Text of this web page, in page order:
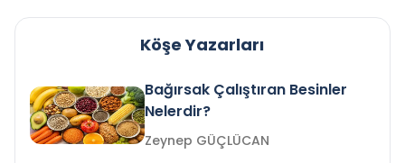
Köşe Yazarları
Bağırsak Çalıştıran Besinler
Nelerdir?
Zeynep GÜÇLÜCAN